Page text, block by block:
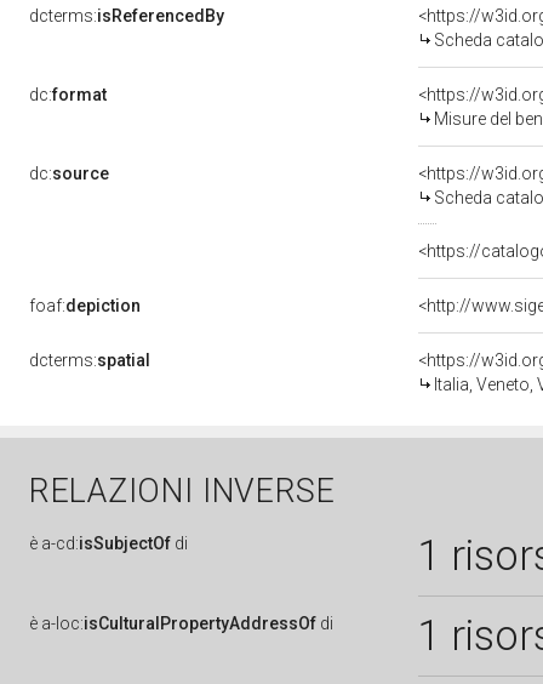
dcterms:isReferencedBy
<https://
Scheda
dc:format
<https://
Misure del
dc:source
<https://
Scheda
<https://
foaf:depiction
dcterms:spatial
<https://
Italia, Veneto,
RELAZIONI INVERSE
è a-cd:isSubjectOf di 1
è a-loc:isCulturalPropertyAddressOf di 1